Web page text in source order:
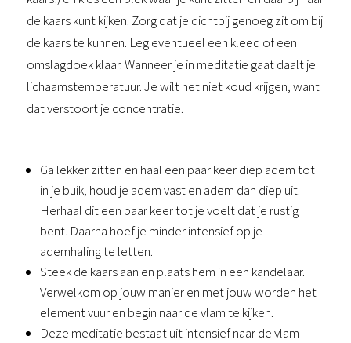
de kaars kunt kijken. Zorg dat je dichtbij genoeg zit om bij
de kaars te kunnen. Leg eventueel een kleed of een
omslagdoek klaar. Wanneer je in meditatie gaat daalt je
lichaamstemperatuur. Je wilt het niet koud krijgen, want
dat verstoort je concentratie.
Ga lekker zitten en haal een paar keer diep adem tot
in je buik, houd je adem vast en adem dan diep uit.
Herhaal dit een paar keer tot je voelt dat je rustig
bent. Daarna hoef je minder intensief op je
ademhaling te letten.
Steek de kaars aan en plaats hem in een kandelaar.
Verwelkom op jouw manier en met jouw worden het
element vuur en begin naar de vlam te kijken.
Deze meditatie bestaat uit intensief naar de vlam